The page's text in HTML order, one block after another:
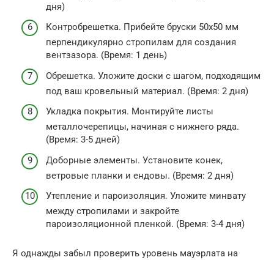
дня)
Контробрешетка. Прибейте бруски 50х50 мм
перпендикулярно стропилам для создания
вентзазора. (Время: 1 день)
Обрешетка. Уложите доски с шагом, подходящим
под ваш кровельный материал. (Время: 2 дня)
Укладка покрытия. Монтируйте листы
металлочерепицы, начиная с нижнего ряда.
(Время: 3-5 дней)
Доборные элементы. Установите конек,
ветровые планки и ендовы. (Время: 2 дня)
Утепление и пароизоляция. Уложите минвату
между стропилами и закройте
пароизоляционной пленкой. (Время: 3-4 дня)
Я однажды забыл проверить уровень мауэрлата на